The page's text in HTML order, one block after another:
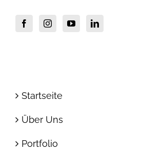
Startseite
Über Uns
Portfolio